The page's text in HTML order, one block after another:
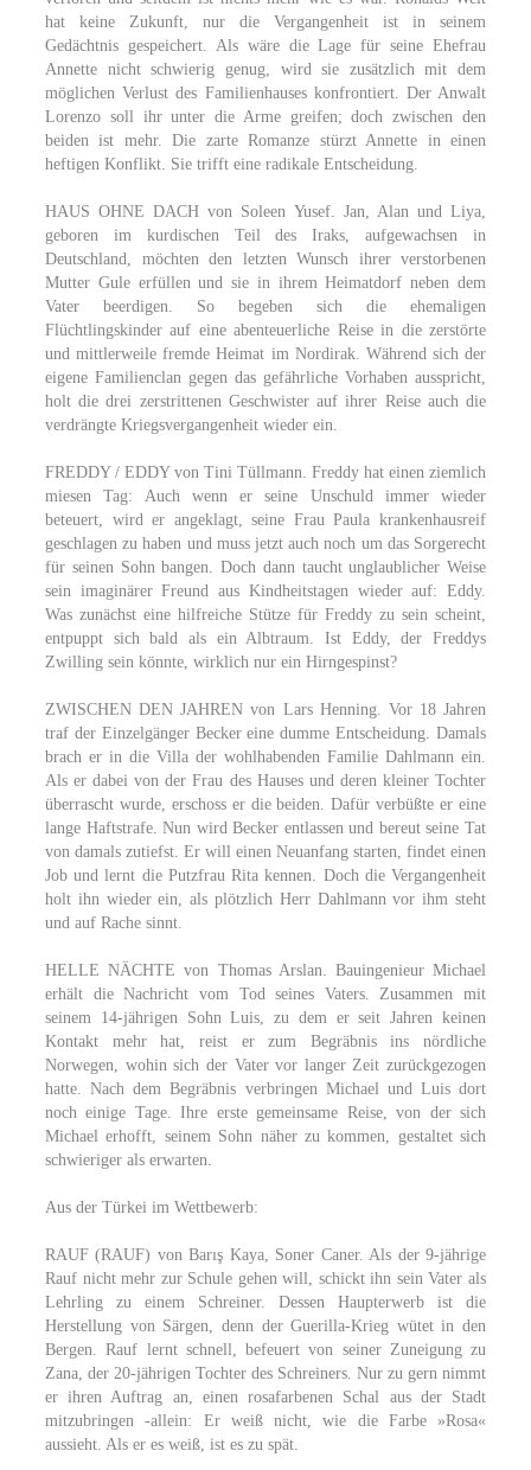
hat keine Zukunft, nur die Vergangenheit ist in seinem
Gedächtnis gespeichert. Als wäre die Lage für seine Ehefrau
Annette nicht schwierig genug, wird sie zusätzlich mit dem
möglichen Verlust des Familienhauses konfrontiert. Der Anwalt
Lorenzo soll ihr unter die Arme greifen; doch zwischen den
beiden ist mehr. Die zarte Romanze stürzt Annette in einen
heftigen Konflikt. Sie trifft eine radikale Entscheidung.
HAUS OHNE DACH von Soleen Yusef. Jan, Alan und Liya,
geboren im kurdischen Teil des Iraks, aufgewachsen in
Deutschland, möchten den letzten Wunsch ihrer verstorbenen
Mutter Gule erfüllen und sie in ihrem Heimatdorf neben dem
Vater beerdigen. So begeben sich die ehemaligen
Flüchtlingskinder auf eine abenteuerliche Reise in die zerstörte
und mittlerweile fremde Heimat im Nordirak. Während sich der
eigene Familienclan gegen das gefährliche Vorhaben ausspricht,
holt die drei zerstrittenen Geschwister auf ihrer Reise auch die
verdrängte Kriegsvergangenheit wieder ein.
FREDDY / EDDY von Tini Tüllmann. Freddy hat einen ziemlich
miesen Tag: Auch wenn er seine Unschuld immer wieder
beteuert, wird er angeklagt, seine Frau Paula krankenhausreif
geschlagen zu haben und muss jetzt auch noch um das Sorgerecht
für seinen Sohn bangen. Doch dann taucht unglaublicher Weise
sein imaginärer Freund aus Kindheitstagen wieder auf: Eddy.
Was zunächst eine hilfreiche Stütze für Freddy zu sein scheint,
entpuppt sich bald als ein Albtraum. Ist Eddy, der Freddys
Zwilling sein könnte, wirklich nur ein Hirngespinst?
ZWISCHEN DEN JAHREN von Lars Henning. Vor 18 Jahren
traf der Einzelgänger Becker eine dumme Entscheidung. Damals
brach er in die Villa der wohlhabenden Familie Dahlmann ein.
Als er dabei von der Frau des Hauses und deren kleiner Tochter
überrascht wurde, erschoss er die beiden. Dafür verbüßte er eine
lange Haftstrafe. Nun wird Becker entlassen und bereut seine Tat
von damals zutiefst. Er will einen Neuanfang starten, findet einen
Job und lernt die Putzfrau Rita kennen. Doch die Vergangenheit
holt ihn wieder ein, als plötzlich Herr Dahlmann vor ihm steht
und auf Rache sinnt.
HELLE NÄCHTE von Thomas Arslan. Bauingenieur Michael
erhält die Nachricht vom Tod seines Vaters. Zusammen mit
seinem 14-jährigen Sohn Luis, zu dem er seit Jahren keinen
Kontakt mehr hat, reist er zum Begräbnis ins nördliche
Norwegen, wohin sich der Vater vor langer Zeit zurückgezogen
hatte. Nach dem Begräbnis verbringen Michael und Luis dort
noch einige Tage. Ihre erste gemeinsame Reise, von der sich
Michael erhofft, seinem Sohn näher zu kommen, gestaltet sich
schwieriger als erwarten.
Aus der Türkei im Wettbewerb:
RAUF (RAUF) von Barış Kaya, Soner Caner. Als der 9-jährige
Rauf nicht mehr zur Schule gehen will, schickt ihn sein Vater als
Lehrling zu einem Schreiner. Dessen Haupterwerb ist die
Herstellung von Särgen, denn der Guerilla-Krieg wütet in den
Bergen. Rauf lernt schnell, befeuert von seiner Zuneigung zu
Zana, der 20-jährigen Tochter des Schreiners. Nur zu gern nimmt
er ihren Auftrag an, einen rosafarbenen Schal aus der Stadt
mitzubringen -allein: Er weiß nicht, wie die Farbe »Rosa«
aussieht. Als er es weiß, ist es zu spät.